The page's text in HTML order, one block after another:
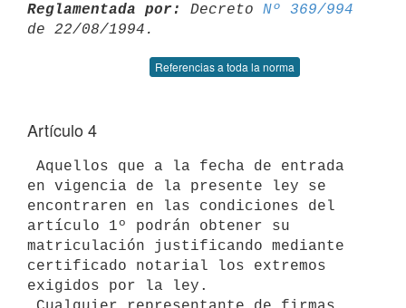
Reglamentada por: Decreto Nº 369/994
Referencias a toda la norma
Artículo 4
en vigencia de la presente ley se
encontraren en las condiciones del
artículo 1º podrán obtener su
matriculación justificando mediante
certificado notarial los extremos
exigidos por la ley.